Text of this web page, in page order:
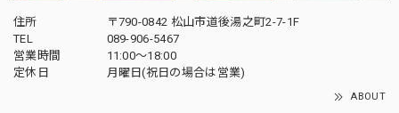
住所
〒790-0842 松山市道後湯之町2-7-1F
TEL
089-906-5467
営業時間
11:00〜18:00
定休日
月曜日(祝日の場合は営業)
ABOUT